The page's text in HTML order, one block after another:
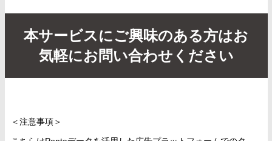
本サービスにご興味のある方はお
気軽にお問い合わせください